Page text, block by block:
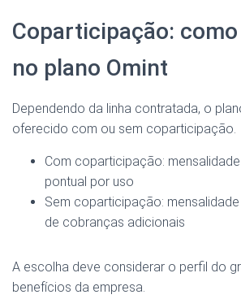
Coparticipação:
no plano Omint
Dependendo da linha contratada, o
oferecido com ou sem coparticipação.
Com coparticipação:
pontual por uso
Sem coparticipação:
de cobranças adicionais
A escolha deve considerar o perfil do
benefícios da empresa.